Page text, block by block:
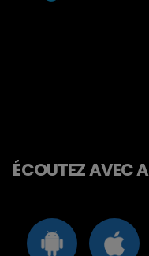
ÉCOUTEZ AVEC